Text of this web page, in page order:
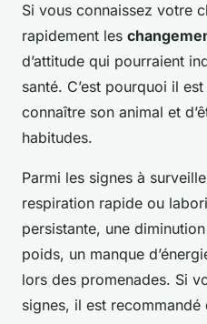
Si vous connaissez votre
rapidement les
d’attitude qui pourraient
santé. C’est pourquoi il
connaître son animal et
habitudes.
Parmi les signes à
respiration rapide ou
persistante, une
poids, un manque
lors des promenades. Si
signes, il est